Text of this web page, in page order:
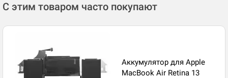
С этим товаром часто покупают
Аккумулятор для Apple
MacBook Air Retina 13